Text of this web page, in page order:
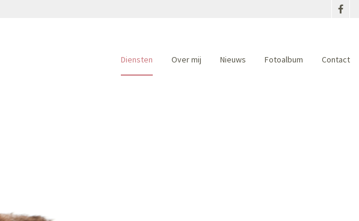
Diensten Over mij Nieuws Fotoalbum Contact